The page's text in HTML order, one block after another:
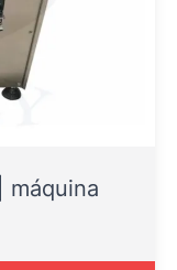
máquina